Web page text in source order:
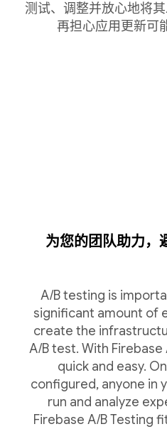
测试、调整并放心地将
再担心应用更新可
为您的团队助力，
A/B testing is
significant amount of
create the
A/B test. With
quick and easy.
configured, anyone in
run and analyze
Firebase A/B Testing